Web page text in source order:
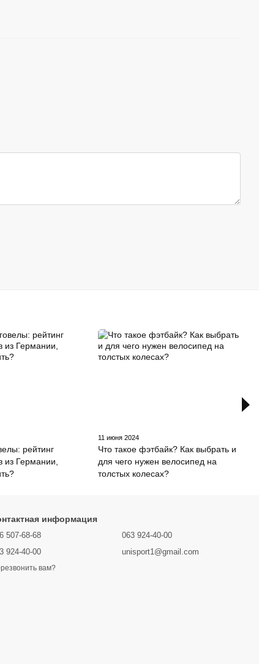
рейтинг
из Германии,
11 июня 2024
Что такое фэтбайк? Как выбрать и
для чего нужен велосипед на
толстых колесах?
информация
507-68-68
924-40-00
вам?
063 924-40-00
unisport1@gmail.com